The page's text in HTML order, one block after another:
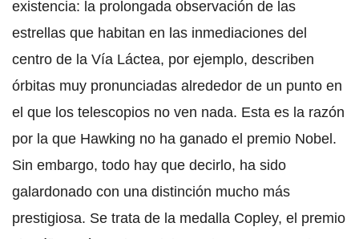
existencia: la prolongada observación de las
estrellas que habitan en las inmediaciones del
centro de la Vía Láctea, por ejemplo, describen
órbitas muy pronunciadas alrededor de un punto en
el que los telescopios no ven nada. Esta es la razón
por la que Hawking no ha ganado el premio Nobel.
Sin embargo, todo hay que decirlo, ha sido
galardonado con una distinción mucho más
prestigiosa. Se trata de la medalla Copley, el premio